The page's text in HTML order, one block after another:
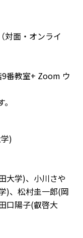
対面・オンライ
番教室+ Zoom ウ
)
大学)、小川さや
)、松村圭一郎(岡
口陽子(叡啓大